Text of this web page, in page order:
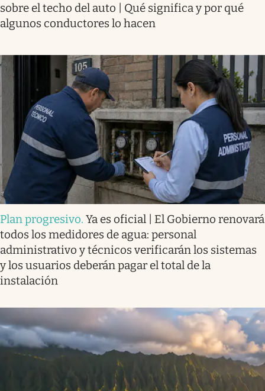
sobre el techo del auto | Qué significa y por qué
algunos conductores lo hacen
Plan progresivo. Ya es oficial | El Gobierno renovará
todos los medidores de agua: personal
administrativo y técnicos verificarán los sistemas
y los usuarios deberán pagar el total de la
instalación